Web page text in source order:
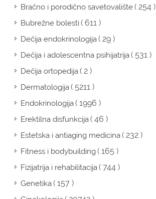
Bračno i porodično savetovalište( 254 )
Bubrežne bolesti( 611 )
Dečija endokrinologija( 29 )
Dečija i adolescentna psihijatrija( 531 )
Dečija ortopedija( 2 )
Dermatologija( 5211 )
Endokrinologija( 1996 )
Erektilna disfunkcija( 46 )
Estetska i antiaging medicina( 232 )
Fitness i bodybuilding( 165 )
Fizijatrija i rehabilitacija( 744 )
Genetika( 157 )